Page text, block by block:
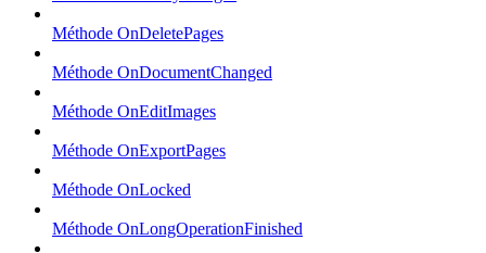
Méthode OnDeletePages
Méthode OnDocumentChanged
Méthode OnEditImages
Méthode OnExportPages
Méthode OnLocked
Méthode OnLongOperationFinished